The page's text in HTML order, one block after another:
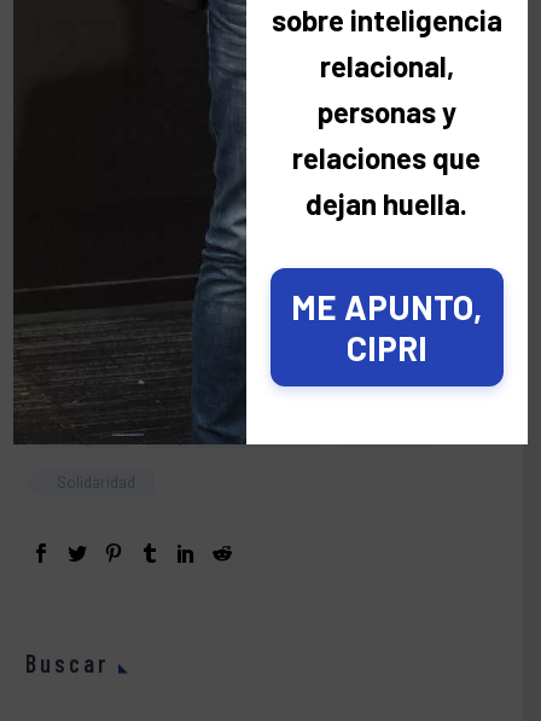
organiza fiestas benéficas. La recaudación
obtenida va destinada a la entidad seleccionada. A
lo largo de este tiempo,varias instituciones se han
beneficiado de las galas solidarias de AYUDAR ES
DIVERTIDO: Unicef, Fundación Theodora, 90
Millones en 90 Días, Asociación Arte y Deporte,
Healing Wings, Fundación Infancia Hoy, La Casa
del Actor, Fundación Cris contra el Cáncer,
Fundación Menudos Corazones…
Ayudar es Divertido
Solidaridad
Buscar
sobre inteligencia
relacional,
personas y
relaciones que
dejan huella.
ME APUNTO,
CIPRI